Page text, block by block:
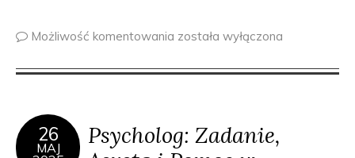
Możliwość komentowania została wyłączona
26
MAJ
Psycholog: Zadanie,